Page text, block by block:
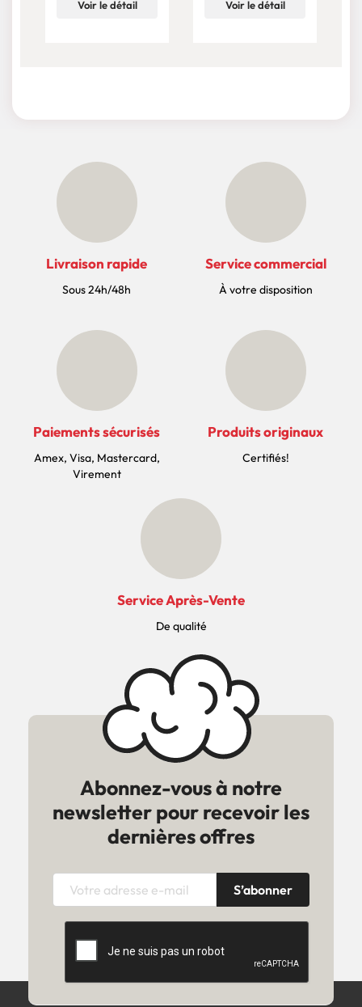
Voir le détail Voir le détail
Livraison rapide
Sous 24h/48h
Service commercial
À votre disposition
Paiements sécurisés
Amex, Visa, Mastercard,
Virement
Produits originaux
Certifiés!
Service Après-Vente
De qualité
Abonnez-vous à notre
newsletter pour recevoir les
dernières offres